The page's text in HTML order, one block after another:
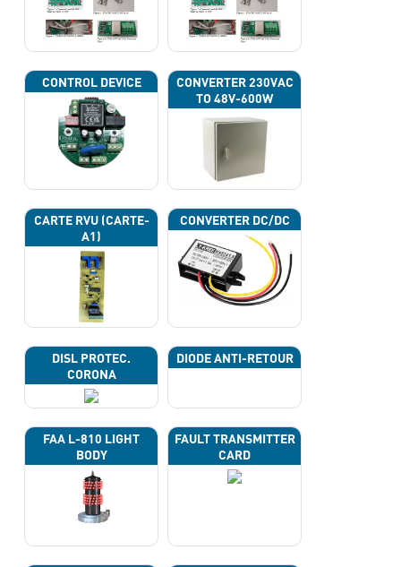
CONTROL DEVICE
CONVERTER 230VAC
TO 48V-600W
CARTE RVU (CARTE-
A1)
CONVERTER DC/DC
DISL PROTEC.
CORONA
DIODE ANTI-RETOUR
FAA L-810 LIGHT
BODY
FAULT TRANSMITTER
CARD